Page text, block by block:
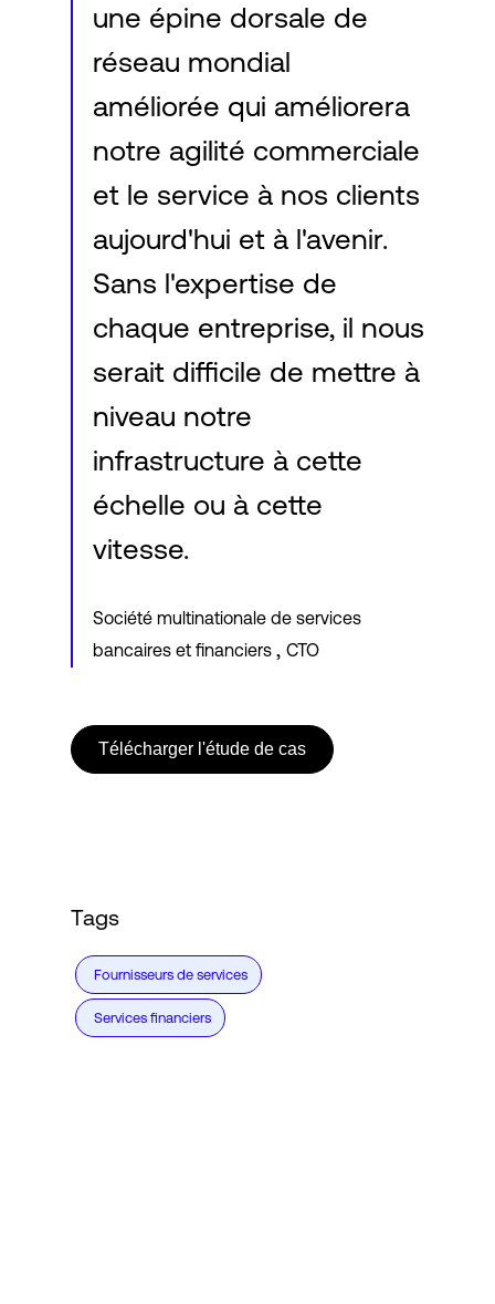
une épine dorsale de
réseau mondial
améliorée qui améliorera
notre agilité commerciale
et le service à nos clients
aujourd'hui et à l'avenir.
Sans l'expertise de
chaque entreprise, il nous
serait difficile de mettre à
niveau notre
infrastructure à cette
échelle ou à cette
vitesse.
Société multinationale de services
bancaires et financiers , CTO
Télécharger l'étude de cas
Tags
Fournisseurs de services
Services financiers